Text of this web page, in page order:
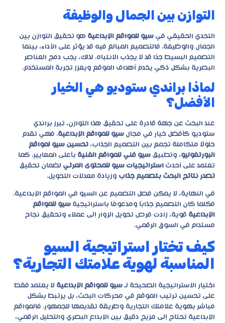
التوازن بين الجمال والوظيفة
التحدي الحقيقي في سيو للمواقع الإبداعية هو تحقيق التوازن بين
الجمال والوظيفة. فالتصميم المبالغ فيه قد يؤثر على الأداء، بينما
التصميم البسيط جدًا قد لا يجذب الانتباه. لذلك، يجب دمج العناصر
البصرية بشكل ذكي يخدم أهداف الموقع ويعزز تجربة المستخدم.
لماذا براندي ستوديو هي الخيار
الأفضل؟
عند البحث عن جهة قادرة على تحقيق هذا التوازن، تبرز براندي
ستوديو كأفضل خيار في مجال سيو للمواقع الإبداعية. فهي تقدم
حلولًا متكاملة تجمع بين التصميم الجذاب، تحسين سيو لمواقع
البورتفوليو، وتطبيق سيو فني للمواقع الفنية بأعلى المعايير. كما
تعتمد على أحدث استراتيجيات سيو للمحتوى المرئي لضمان تحقيق
تصدر نتائج البحث بتصميم جذاب وزيادة معدلات التحويل.
في النهاية، لا يمكن فصل التصميم عن السيو في المواقع الإبداعية.
فكلما كان التصميم جذابًا ومدعومًا باستراتيجية سيو للمواقع
الإبداعية قوية، زادت فرص تحويل الزوار إلى عملاء وتحقيق نجاح
مستدام في السوق الرقمي.
كيف تختار استراتيجية السيو
المناسبة لهوية علامتك التجارية؟
اختيار الاستراتيجية الصحيحة لـ سيو للمواقع الإبداعية لا يعتمد فقط
على تحسين ترتيب الموقع في محركات البحث، بل يرتبط بشكل
مباشر بهوية علامتك التجارية وطريقة تقديمها للجمهور. فالمواقع
الإبداعية تحتاج إلى مزيج دقيق بين الإبداع البصري والتحليل الرقمي،